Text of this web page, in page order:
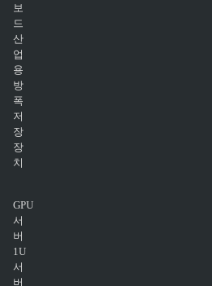
보
드
산
업
용
방
폭
저
장
장
치
GPU
서
버
1U
서
버